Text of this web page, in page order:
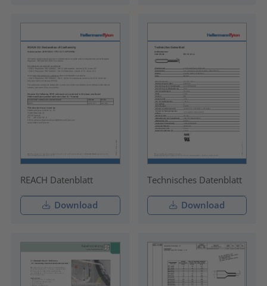
REACH Datenblatt
Download
Technisches Datenblatt
Download